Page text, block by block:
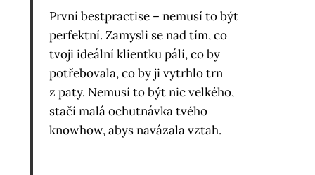
První bestpractise – nemusí to být
perfektní. Zamysli se nad tím, co
tvoji ideální klientku pálí, co by
potřebovala, co by ji vytrhlo trn
z paty. Nemusí to být nic velkého,
stačí malá ochutnávka tvého
knowhow, abys navázala vztah.